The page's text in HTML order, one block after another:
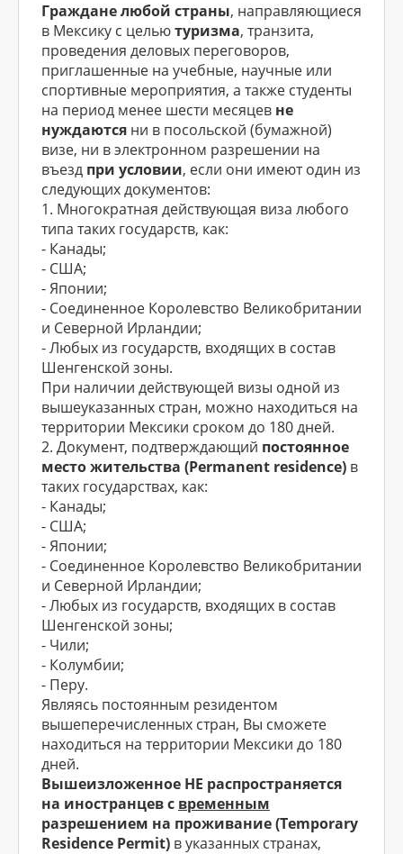
Граждане любой страны, направляющиеся
в Мексику с цельютуризма, транзита,
проведения деловых переговоров,
приглашенные на учебные, научные или
спортивные мероприятия, а также студенты
на период менее шести месяцев не
нуждаются ни в посольской (бумажной)
визе, ни в электронном разрешении на
въезд при условии, если они имеют один из
следующих документов:
1. Многократная действующая виза любого
типа таких государств, как:
- Канады;
- США;
- Японии;
- Соединенное Королевство Великобритании
и Северной Ирландии;
- Любых из государств, входящих в состав
Шенгенской зоны.
При наличии действующей визы одной из
вышеуказанных стран, можно находиться на
территории Мексики сроком до 180 дней.
2. Документ, подтверждающий постоянное
место жительства (Permanent residence) в
таких государствах, как:
- Канады;
- США;
- Японии;
- Соединенное Королевство Великобритании
и Северной Ирландии;
- Любых из государств, входящих в состав
Шенгенской зоны;
- Чили;
- Колумбии;
- Перу.
Являясь постоянным резидентом
вышеперечисленных стран, Вы сможете
находиться на территории Мексики до 180
дней.
Вышеизложенное НЕ распространяется
на иностранцев с временным
разрешением на проживание (Temporary
Residence Permit) в указанных странах,